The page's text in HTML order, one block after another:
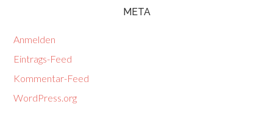
META
Anmelden
Eintrags-Feed
Kommentar-Feed
WordPress.org